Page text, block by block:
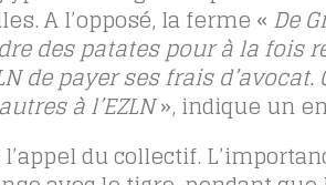
A l’opposé, la ferme « De
des patates pour à la
de payer ses frais
à l’EZLN», indique un
du collectif.